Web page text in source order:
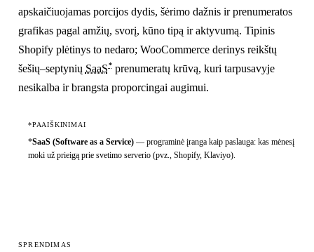
apskaičiuojamas porcijos dydis, šėrimo dažnis ir prenumeratos
grafikas pagal amžių, svorį, kūno tipą ir aktyvumą. Tipinis
Shopify plėtinys to nedaro; WooCommerce derinys reikštų
šešių–septynių SaaS*prenumeratų krūvą, kuri tarpusavyje
nesikalba ir brangsta proporcingai augimui.
*PAAIŠKINIMAI
*SaaS (Software as a Service)— programinė įranga kaip paslauga: kas mėnesį
moki už prieigą prie svetimo serverio (pvz., Shopify, Klaviyo).
SPRENDIMAS